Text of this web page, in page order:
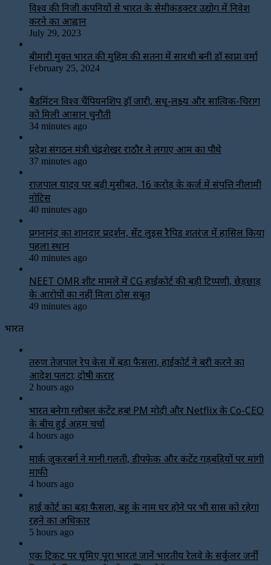
विश्‍व की निजी कंपनियों से भारत के सेमीकंडक्टर उद्योग में निवेश
करने का आह्वान
July 29, 2023
बीमारी मुक्त भारत की मुहिम की सतना में सारथी बनी डाॅ स्वप्ना वर्मा
February 25, 2024
बैडमिंटन विश्व चैंपियनशिप ड्रॉ जारी, सिंधू-लक्ष्य और सात्विक-चिराग
को मिली आसान चुनौती
34 minutes ago
प्रदेश संगठन मंत्री चंद्रशेखर राठौर ने लगाए आम का पौधे
37 minutes ago
राजपाल यादव पर बढ़ी मुसीबत, 16 करोड़ के कर्ज में संपत्ति नीलामी
नोटिस
40 minutes ago
प्रगनानंद का शानदार प्रदर्शन, सेंट लुइस रैपिड शतरंज में हासिल किया
पहला स्थान
40 minutes ago
NEET OMR शीट मामले में CG हाईकोर्ट की बड़ी टिप्पणी, छेड़छाड़
के आरोपों का नहीं मिला ठोस सबूत
49 minutes ago
भारत
तरुण तेजपाल रेप केस में बड़ा फैसला, हाईकोर्ट ने बरी करने का
आदेश पलटा; दोषी करार
2 hours ago
भारत बनेगा ग्लोबल कंटेंट हब! PM मोदी और Netflix के Co-CEO
के बीच हुई अहम चर्चा
4 hours ago
मार्क जुकरबर्ग ने मानी गलती, डीपफेक और कंटेंट गड़बड़ियों पर मांगी
माफी
4 hours ago
हाई कोर्ट का बड़ा फैसला, बहू के नाम घर होने पर भी सास को रहेगा
रहने का अधिकार
5 hours ago
एक टिकट पर घूमिए पूरा भारत! जानें भारतीय रेलवे के सर्कुलर जर्नी